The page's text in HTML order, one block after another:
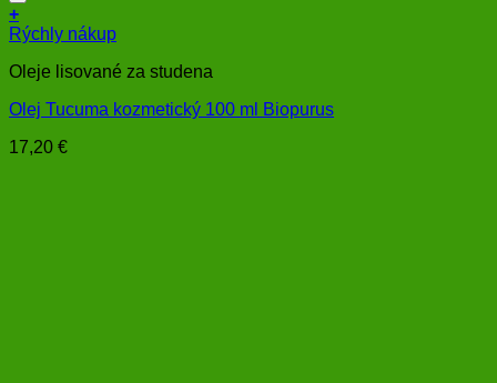
+
Rýchly nákup
Oleje lisované za studena
Olej Tucuma kozmetický 100 ml Biopurus
17,20 €